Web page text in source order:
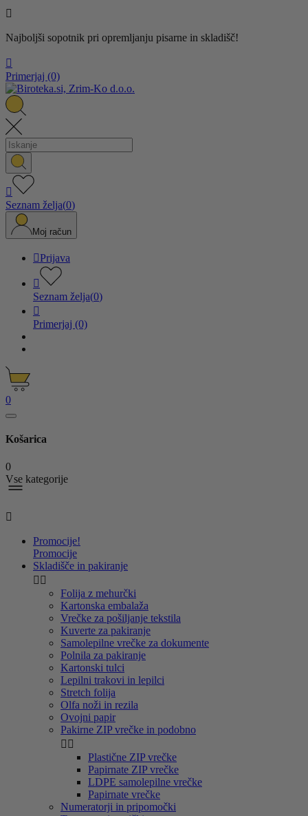

Najboljši sopotnik pri opremljanju pisarne in skladišč!

Primerjaj (0)

Seznam želja(0)
Moj račun
Prijava

Seznam želja(0)

Primerjaj (0)
0
Košarica
0
Vse kategorije

Promocije!
Promocije
Skladišče in pakiranje
 
Folija z mehurčki
Kartonska embalaža
Vrečke za pošiljanje tekstila
Kuverte za pakiranje
Samolepilne vrečke za dokumente
Polnila za pakiranje
Kartonski tulci
Lepilni trakovi in lepilci
Stretch folija
Olfa noži in rezila
Ovojni papir
Pakirne ZIP vrečke in podobno
 
Plastične ZIP vrečke
Papirnate ZIP vrečke
LDPE samolepilne vrečke
Papirnate vrečke
Numeratorji in pripomočki